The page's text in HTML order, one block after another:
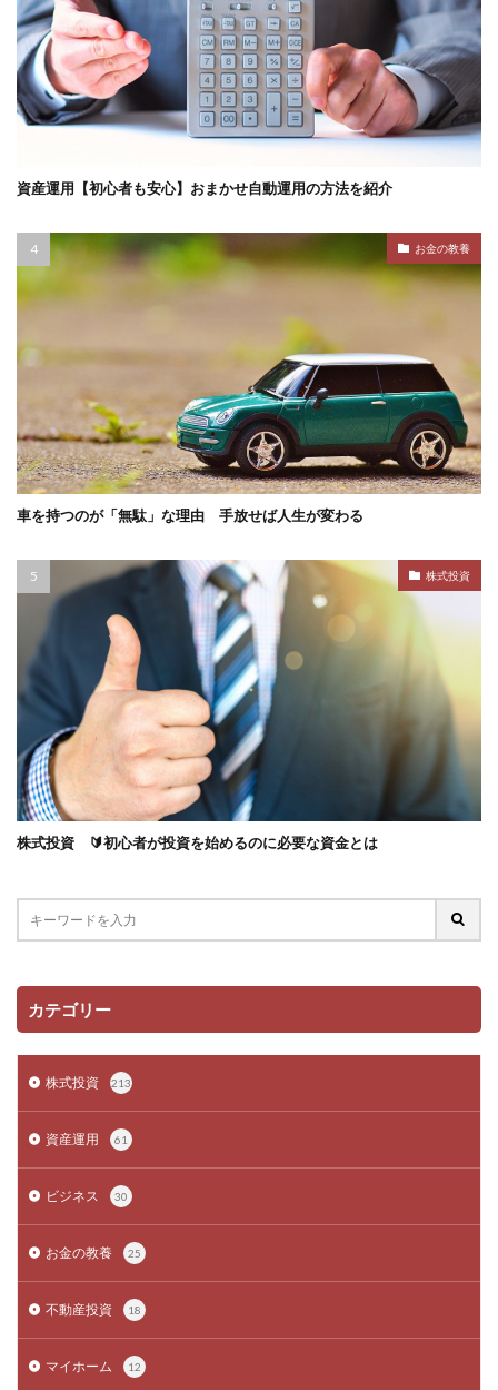
資産運用【初心者も安心】おまかせ自動運用の方法を紹介
お金の教養
車を持つのが「無駄」な理由 手放せば人生が変わる
株式投資
株式投資 🔰初心者が投資を始めるのに必要な資金とは
カテゴリー
株式投資 213
資産運用 61
ビジネス 30
お金の教養 25
不動産投資 18
マイホーム 12